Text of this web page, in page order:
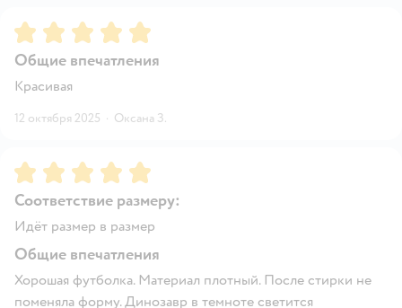
Рейтинг:5
Общие впечатления
Красивая
12 октября 2025 · Оксана З.
Рейтинг:5
Соответствие размеру:
Идёт размер в размер
Общие впечатления
Хорошая футболка. Материал плотный. После стирки не
поменяла форму. Динозавр в темноте светится